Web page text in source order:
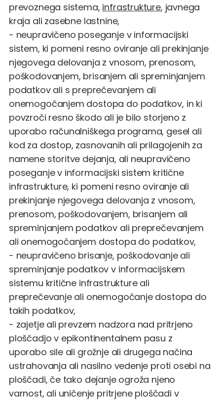
prevoznega sistema, infrastrukture, javnega
kraja ali zasebne lastnine,
- neupravičeno poseganje v informacijski
sistem, ki pomeni resno oviranje ali prekinjanje
njegovega delovanja z vnosom, prenosom,
poškodovanjem, brisanjem ali spreminjanjem
podatkov ali s preprečevanjem ali
onemogočanjem dostopa do podatkov, in ki
povzroči resno škodo ali je bilo storjeno z
uporabo računalniškega programa, gesel ali
kod za dostop, zasnovanih ali prilagojenih za
namene storitve dejanja, ali neupravičeno
poseganje v informacijski sistem kritične
infrastrukture, ki pomeni resno oviranje ali
prekinjanje njegovega delovanja z vnosom,
prenosom, poškodovanjem, brisanjem ali
spreminjanjem podatkov ali preprečevanjem
ali onemogočanjem dostopa do podatkov,
- neupravičeno brisanje, poškodovanje ali
spreminjanje podatkov v informacijskem
sistemu kritične infrastrukture ali
preprečevanje ali onemogočanje dostopa do
takih podatkov,
- zajetje ali prevzem nadzora nad pritrjeno
ploščadjo v epikontinentalnem pasu z
uporabo sile ali grožnje ali drugega načina
ustrahovanja ali nasilno vedenje proti osebi na
ploščadi, če tako dejanje ogroža njeno
varnost, ali uničenje pritrjene ploščadi v